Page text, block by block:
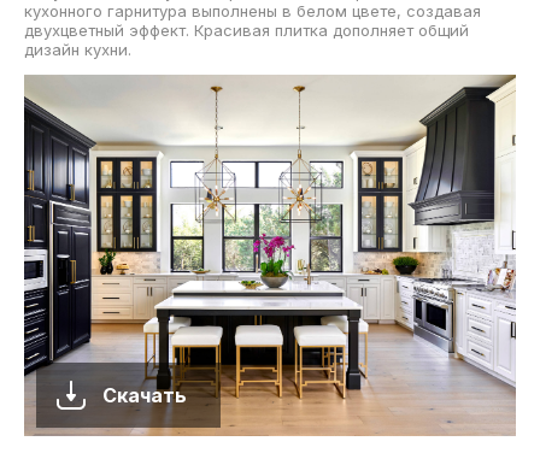
кухонного гарнитура выполнены в белом цвете, создавая
двухцветный эффект. Красивая плитка дополняет общий
дизайн кухни.
Скачать